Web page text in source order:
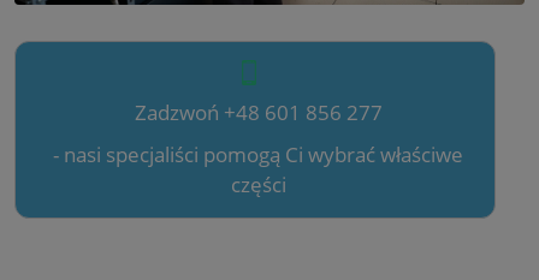
Zadzwoń +48 601 856 277
- nasi specjaliści pomogą Ci wybrać właściwe
części